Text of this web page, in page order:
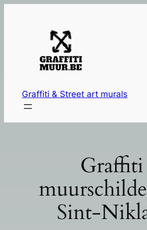
Graffiti & Street art murals
Graffiti
Sint-